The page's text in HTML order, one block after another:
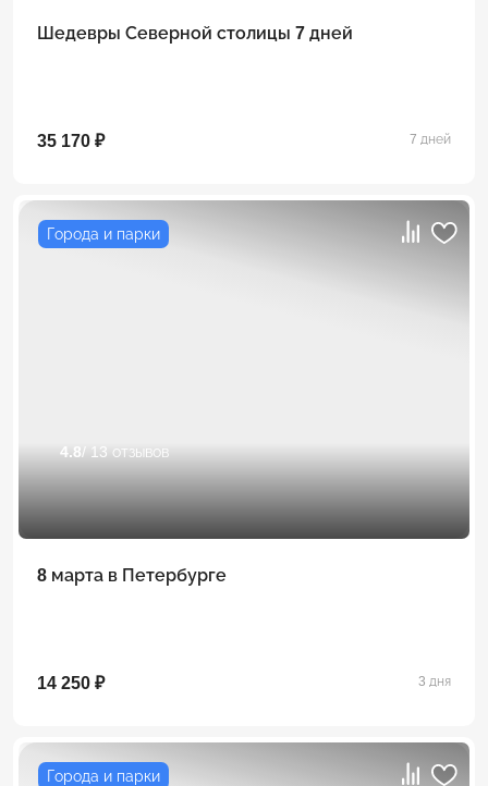
Шедевры Северной столицы 7 дней
35 170 ₽ 7 дней
Города и парки
4.8/ 13 отзывов
8 марта в Петербурге
14 250 ₽ 3 дня
Города и парки